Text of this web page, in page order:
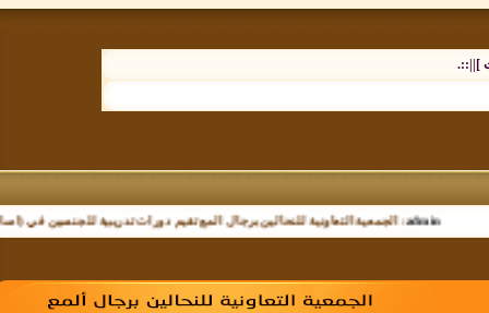
:الجمعية التعاونية للنحالين برجال المع تقيم دورات تدريبية للجنسين في